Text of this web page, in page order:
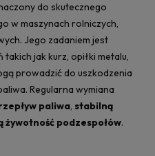
do skutecznego
w maszynach rolniczych,
Jego zadaniem jest
jak kurz, opiłki metalu,
prowadzić do uszkodzenia
Regularna wymiana
paliwa, stabilną
żywotność podzespołów.